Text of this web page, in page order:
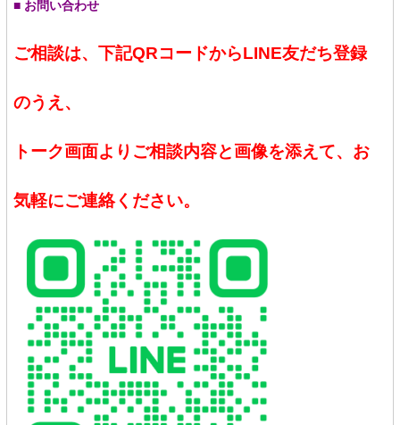
■ お問い合わせ
ご相談は、下記QRコードからLINE友だち登録
のうえ、
トーク画面よりご相談内容と画像を添えて、お
気軽にご連絡ください。